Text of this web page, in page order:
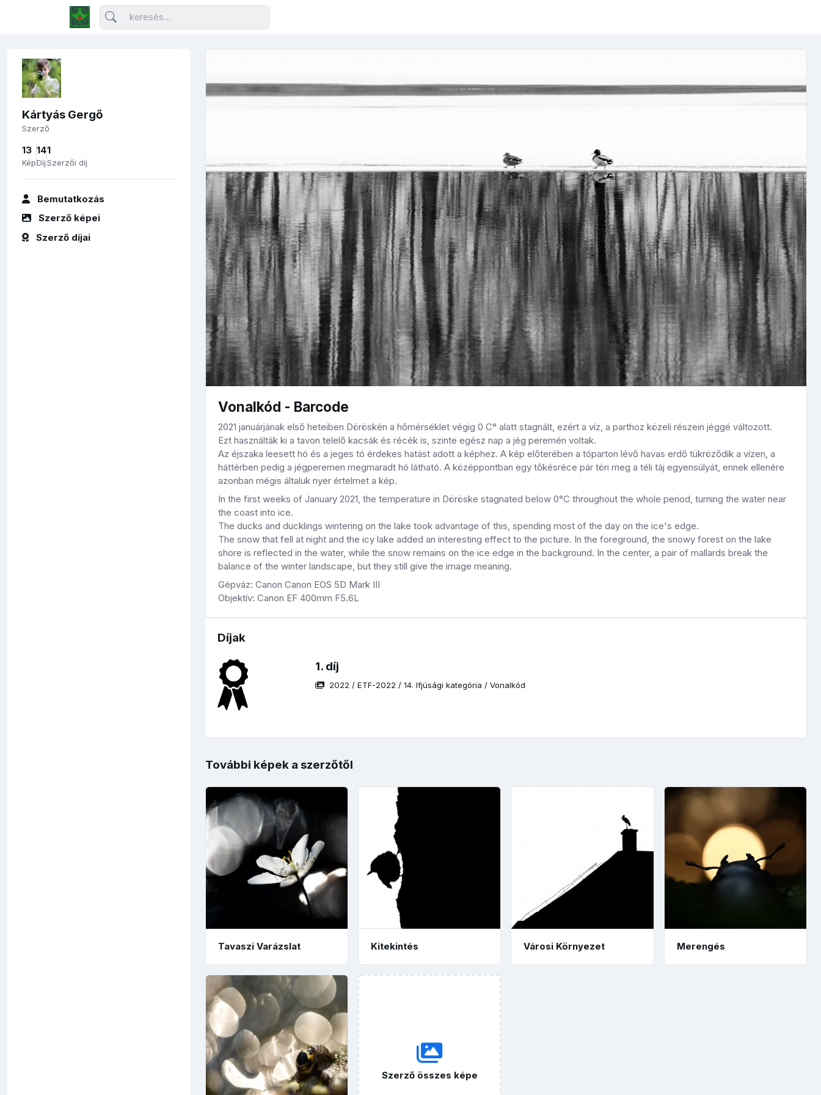
Kártyás Gergő
Szerző
13
Kép
14
Díj
1
Szerzői díj
Bemutatkozás
Szerző képei
Szerző díjai
Vonalkód - Barcode
2021 januárjának első heteiben Döröskén a hőmérséklet végig 0 C° alatt stagnált, ezért a víz, a parthoz közeli részein jéggé változott.
Ezt használták ki a tavon telelő kacsák és récék is, szinte egész nap a jég peremén voltak.
Az éjszaka leesett hó és a jeges tó érdekes hatást adott a képhez. A kép előterében a tóparton lévő havas erdő tükröződik a vízen, a
háttérben pedig a jégperemen megmaradt hó látható. A középpontban egy tőkésréce pár töri meg a téli táj egyensúlyát, ennek ellenére
azonban mégis általuk nyer értelmet a kép.
In the first weeks of January 2021, the temperature in Döröske stagnated below 0°C throughout the whole period, turning the water near
the coast into ice.
The ducks and ducklings wintering on the lake took advantage of this, spending most of the day on the ice's edge.
The snow that fell at night and the icy lake added an interesting effect to the picture. In the foreground, the snowy forest on the lake
shore is reflected in the water, while the snow remains on the ice edge in the background. In the center, a pair of mallards break the
balance of the winter landscape, but they still give the image meaning.
Gépváz: Canon Canon EOS 5D Mark III
Objektív: Canon EF 400mm F5.6L
Díjak
1. díj
2022 / ETF-2022 / 14. Ifjúsági kategória / Vonalkód
További képek a szerzőtől
Tavaszi Varázslat Kitekintés Városi Környezet Merengés
Szerző összes képe